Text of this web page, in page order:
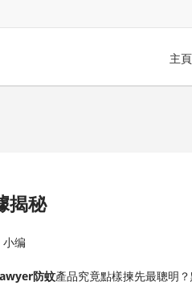
主頁
揭秘
小编
防蚊​產品究竟點樣揀先最聰明